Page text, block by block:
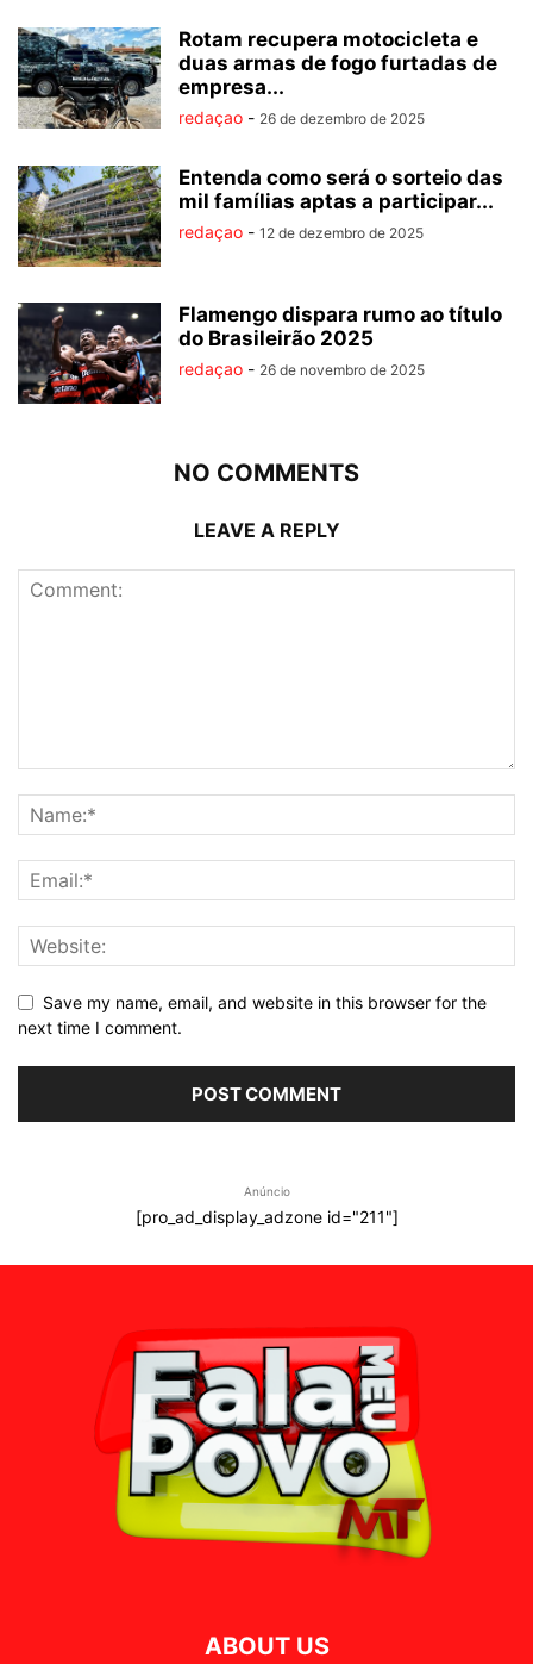
Rotam recupera motocicleta e
duas armas de fogo furtadas de
empresa...
redaçao - 26 de dezembro de 2025
Entenda como será o sorteio das
mil famílias aptas a participar...
redaçao - 12 de dezembro de 2025
Flamengo dispara rumo ao título
do Brasileirão 2025
redaçao - 26 de novembro de 2025
NO COMMENTS
LEAVE A REPLY
Save my name, email, and website in this browser for the
next time I comment.
Anúncio
[pro_ad_display_adzone id="211"]
ABOUT US